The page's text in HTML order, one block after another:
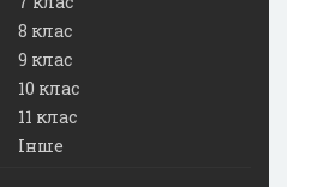
8 клас
9 клас
10 клас
11 клас
Інше